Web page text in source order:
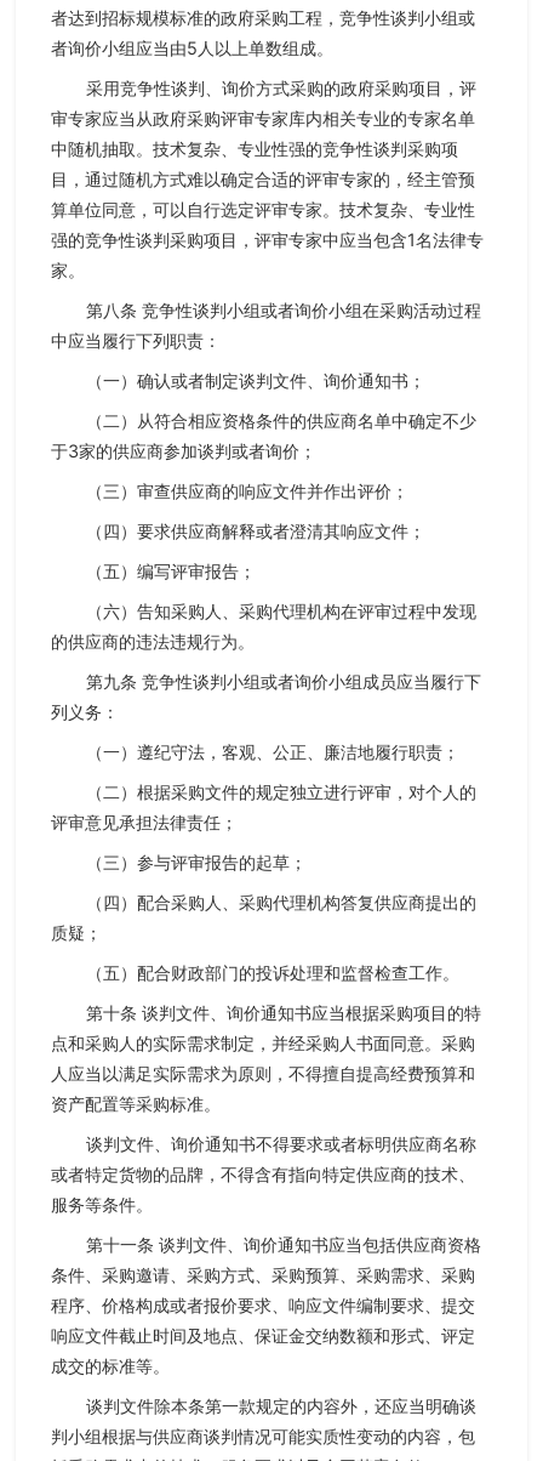
者达到招标规模标准的政府采购工程，竞争性谈判小组或
者询价小组应当由5人以上单数组成。
采用竞争性谈判、询价方式采购的政府采购项目，评
审专家应当从政府采购评审专家库内相关专业的专家名单
中随机抽取。技术复杂、专业性强的竞争性谈判采购项
目，通过随机方式难以确定合适的评审专家的，经主管预
算单位同意，可以自行选定评审专家。技术复杂、专业性
强的竞争性谈判采购项目，评审专家中应当包含1名法律专
家。
第八条 竞争性谈判小组或者询价小组在采购活动过程
中应当履行下列职责：
（一）确认或者制定谈判文件、询价通知书；
（二）从符合相应资格条件的供应商名单中确定不少
于3家的供应商参加谈判或者询价；
（三）审查供应商的响应文件并作出评价；
（四）要求供应商解释或者澄清其响应文件；
（五）编写评审报告；
（六）告知采购人、采购代理机构在评审过程中发现
的供应商的违法违规行为。
第九条 竞争性谈判小组或者询价小组成员应当履行下
列义务：
（一）遵纪守法，客观、公正、廉洁地履行职责；
（二）根据采购文件的规定独立进行评审，对个人的
评审意见承担法律责任；
（三）参与评审报告的起草；
（四）配合采购人、采购代理机构答复供应商提出的
质疑；
（五）配合财政部门的投诉处理和监督检查工作。
第十条 谈判文件、询价通知书应当根据采购项目的特
点和采购人的实际需求制定，并经采购人书面同意。采购
人应当以满足实际需求为原则，不得擅自提高经费预算和
资产配置等采购标准。
谈判文件、询价通知书不得要求或者标明供应商名称
或者特定货物的品牌，不得含有指向特定供应商的技术、
服务等条件。
第十一条 谈判文件、询价通知书应当包括供应商资格
条件、采购邀请、采购方式、采购预算、采购需求、采购
程序、价格构成或者报价要求、响应文件编制要求、提交
响应文件截止时间及地点、保证金交纳数额和形式、评定
成交的标准等。
谈判文件除本条第一款规定的内容外，还应当明确谈
判小组根据与供应商谈判情况可能实质性变动的内容，包